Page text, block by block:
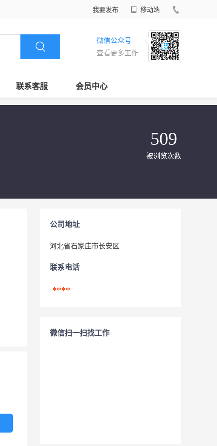
我要发布 移动端
微信公众号
查看更多工作
联系客服 会员中心
509
被浏览次数
公司地址
河北省石家庄市长安区
联系电话
****
微信扫一扫找工作